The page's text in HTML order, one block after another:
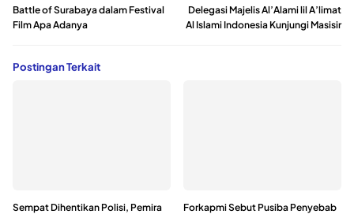
Battle of Surabaya dalam Festival
Film Apa Adanya
Delegasi Majelis Al’Alami lil A’limat
Al Islami Indonesia Kunjungi Masisir
Postingan Terkait
Sempat Dihentikan Polisi, Pemira
Forkapmi Sebut Pusiba Penyebab